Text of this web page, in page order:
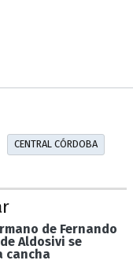
CENTRAL CÓRDOBA
de Fernando
Aldosivi se
cancha